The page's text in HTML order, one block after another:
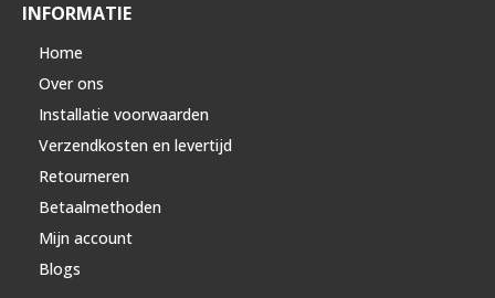
INFORMATIE
Home
Over ons
Installatie voorwaarden
Verzendkosten en levertijd
Retourneren
Betaalmethoden
Mijn account
Blogs